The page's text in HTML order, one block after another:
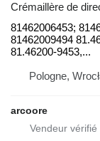
Crémaillère de
81462006453;
81462009494
81.46200-9453,...
Pologne,
arcoore